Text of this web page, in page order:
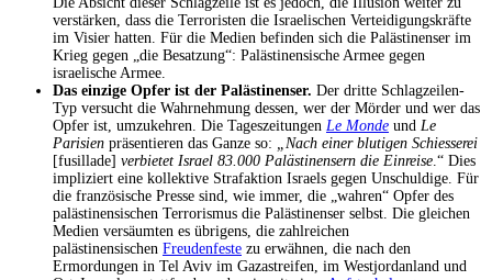
verstärken, dass die Terroristen die Israelischen Verteidigungskräfte
im Visier hatten. Für die Medien befinden sich die Palästinenser im
Krieg gegen „die Besatzung“: Palästinensische Armee gegen
israelische Armee.
Das einzige Opfer ist der Palästinenser. Der dritte Schlagzeilen-
Typ versucht die Wahrnehmung dessen, wer der Mörder und wer das
Opfer ist, umzukehren. Die Tageszeitungen Le Monde und Le
Parisien präsentieren das Ganze so: „Nach einer blutigen Schiesserei
[fusillade] verbietet Israel 83.000 Palästinensern die Einreise .“ Dies
impliziert eine kollektive Strafaktion Israels gegen Unschuldige. Für
die französische Presse sind, wie immer, die „wahren“ Opfer des
palästinensischen Terrorismus die Palästinenser selbst. Die gleichen
Medien versäumten es übrigens, die zahlreichen
palästinensischen Freudenfeste zu erwähnen, die nach den
Ermordungen in Tel Aviv im Gazastreifen, im Westjordanland und